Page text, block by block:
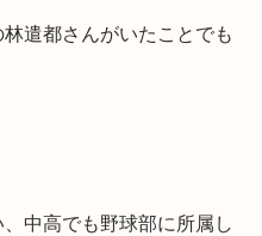
遣都さんがいたことでも
中高でも野球部に所属し